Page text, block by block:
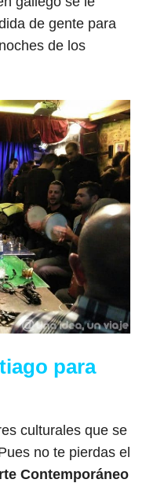
de gente para
de los
para
culturales que se
no te pierdas el
Contemporáneo